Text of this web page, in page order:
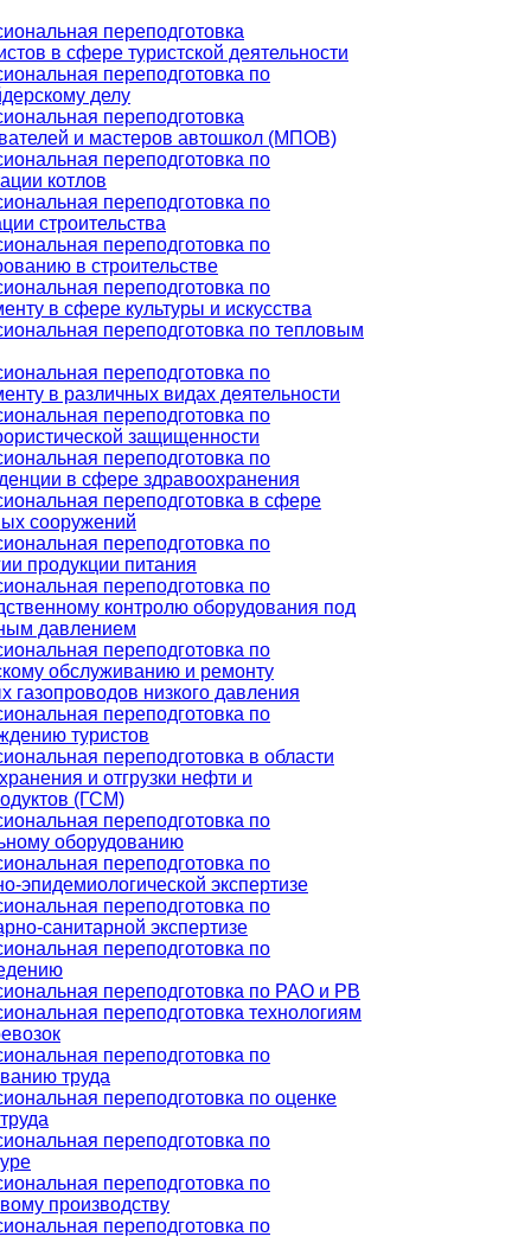
переподготовка
в сфере туристской деятельности
переподготовка по
делу
переподготовка
и мастеров автошкол (МПОВ)
переподготовка по
котлов
переподготовка по
строительства
переподготовка по
в строительстве
переподготовка по
в сфере культуры и искусства
переподготовка по тепловым
переподготовка по
в различных видах деятельности
переподготовка по
защищенности
переподготовка по
в сфере здравоохранения
переподготовка в сфере
сооружений
переподготовка по
продукции питания
переподготовка по
контролю оборудования под
давлением
переподготовка по
обслуживанию и ремонту
газопроводов низкого давления
переподготовка по
туристов
переподготовка в области
и отгрузки нефти и
(ГСМ)
переподготовка по
оборудованию
переподготовка по
эпидемиологической экспертизе
переподготовка по
санитарной экспертизе
переподготовка по
переподготовка по РАО и РВ
переподготовка технологиям
переподготовка по
труда
переподготовка по оценке
переподготовка по
переподготовка по
производству
переподготовка по